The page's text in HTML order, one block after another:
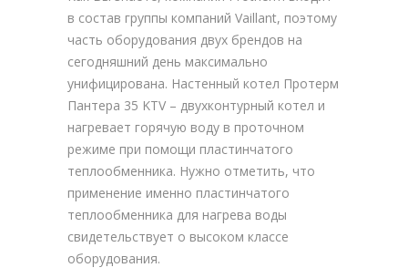
в состав группы компаний Vaillant, поэтому
часть оборудования двух брендов на
сегодняшний день максимально
унифицирована. Настенный котел Протерм
Пантера 35 KTV – двухконтурный котел и
нагревает горячую воду в проточном
режиме при помощи пластинчатого
теплообменника. Нужно отметить, что
применение именно пластинчатого
теплообменника для нагрева воды
свидетельствует о высоком классе
оборудования.